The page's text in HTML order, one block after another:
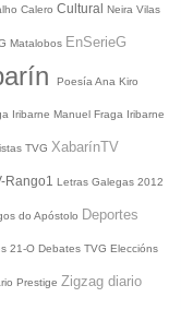
Calero Cultural Neira Vilas
Matalobos EnSerieG
Poesía Ana Kiro
Iribarne Manuel Fraga Iribarne
TVG XabarínTV
Rango1 Letras Galegas 2012
do Apóstolo Deportes
21-O Debates TVG Eleccións
Prestige Zigzag diario